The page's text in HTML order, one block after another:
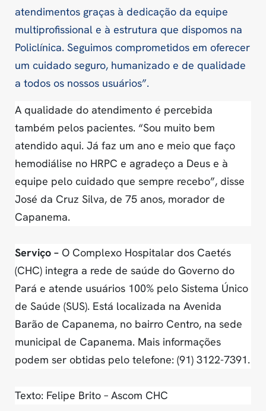
atendimentos graças à dedicação da equipe
multiprofissional e à estrutura que dispomos na
Policlínica. Seguimos comprometidos em oferecer
um cuidado seguro, humanizado e de qualidade
a todos os nossos usuários”.
A qualidade do atendimento é percebida
também pelos pacientes. “Sou muito bem
atendido aqui. Já faz um ano e meio que faço
hemodiálise no HRPC e agradeço a Deus e à
equipe pelo cuidado que sempre recebo”, disse
José da Cruz Silva, de 75 anos, morador de
Capanema.
Serviço – O Complexo Hospitalar dos Caetés
(CHC) integra a rede de saúde do Governo do
Pará e atende usuários 100% pelo Sistema Único
de Saúde (SUS). Está localizada na Avenida
Barão de Capanema, no bairro Centro, na sede
municipal de Capanema. Mais informações
podem ser obtidas pelo telefone: (91) 3122-7391.
Texto: Felipe Brito – Ascom CHC